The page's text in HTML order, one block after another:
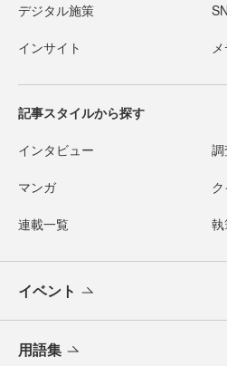
デジタル施策
インサイト
記事スタイルから探す
インタビュー 調
マンガ
連載一覧
イベント
用語集